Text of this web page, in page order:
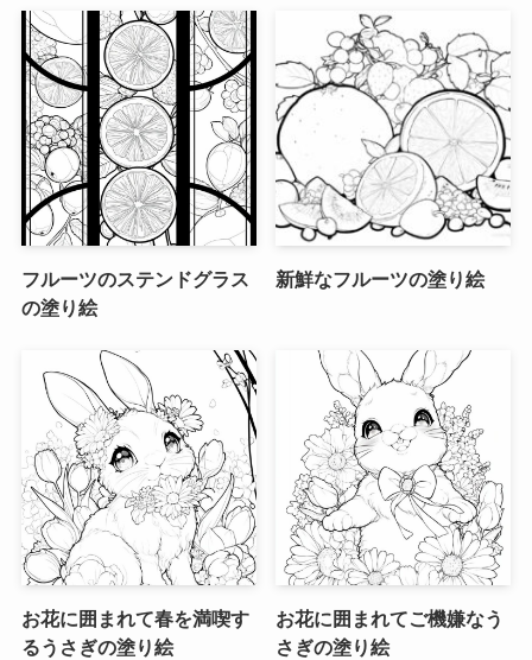
フルーツのステンドグラス
の塗り絵
新鮮なフルーツの塗り絵
お花に囲まれて春を満喫す
るうさぎの塗り絵
お花に囲まれてご機嫌なう
さぎの塗り絵